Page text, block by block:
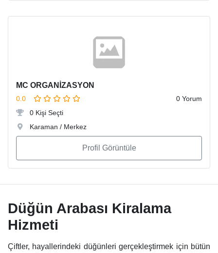
MC ORGANİZASYON
0.0
0 Yorum
0 Kişi Seçti
Karaman / Merkez
Profil Görüntüle
Düğün Arabası Kiralama
Hizmeti
Çiftler, hayallerindeki düğünleri gerçekleştirmek için bütün